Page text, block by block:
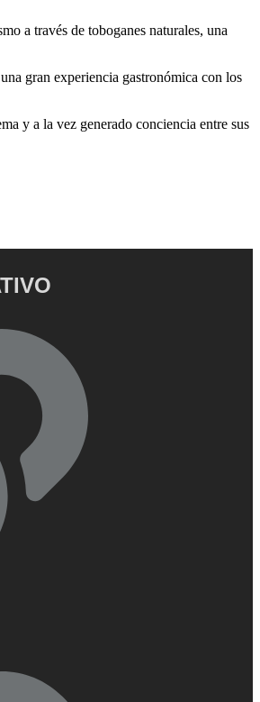
a través de toboganes naturales, una
gran experiencia gastronómica con los
y a la vez generado conciencia entre sus